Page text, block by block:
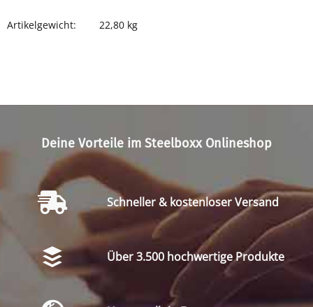
Produkteigenschaft
Wert
Artikelgewicht: 22,80 kg
Deine Vorteile im Steelboxx Onlineshop
Schneller & kostenloser Versand
Über 3.500 hochwertige Produkte